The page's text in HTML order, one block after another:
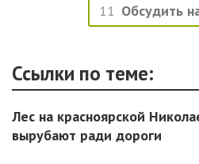
11 Обсудить
Ссылки по теме:
Лес на красноярской
вырубают ради дороги